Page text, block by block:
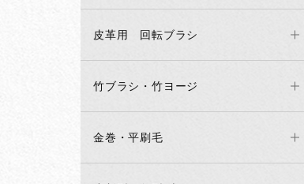
皮革用 回転ブラシ
竹ブラシ・竹ヨージ
金巻・平刷毛